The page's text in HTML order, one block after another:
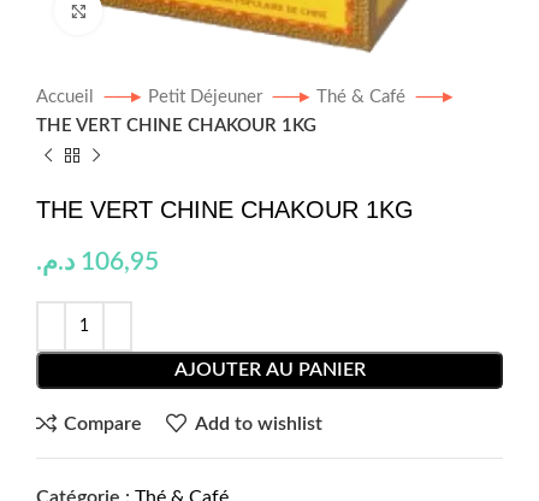
Click to enlarge
Accueil Petit Déjeuner
Thé & Café
THE VERT CHINE CHAKOUR 1KG
THE VERT CHINE CHAKOUR 1KG
106,95 د.م.
AJOUTER AU PANIER
Compare Add to wishlist